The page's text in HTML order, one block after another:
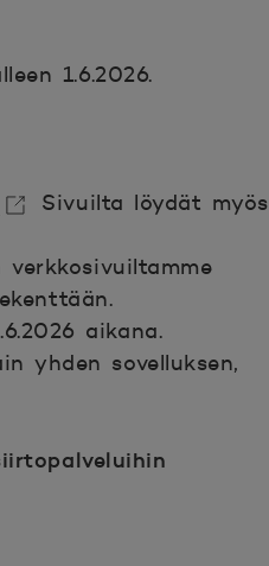
1.6.2026.
Sivuilta löydät myös
aikana.
yhden sovelluksen,